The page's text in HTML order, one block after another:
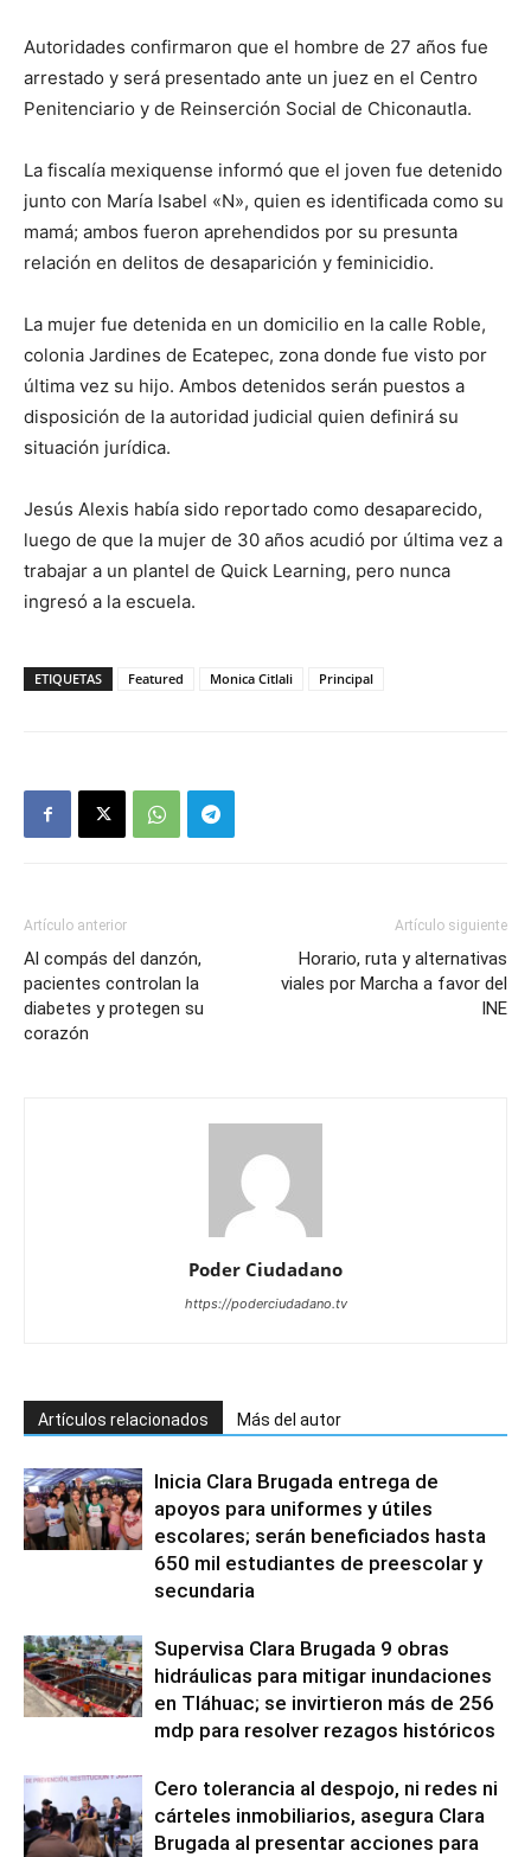
Autoridades confirmaron que el hombre de 27 años fue
arrestado y será presentado ante un juez en el Centro
Penitenciario y de Reinserción Social de Chiconautla.
La fiscalía mexiquense informó que el joven fue detenido
junto con María Isabel «N», quien es identificada como su
mamá; ambos fueron aprehendidos por su presunta
relación en delitos de desaparición y feminicidio.
La mujer fue detenida en un domicilio en la calle Roble,
colonia Jardines de Ecatepec, zona donde fue visto por
última vez su hijo. Ambos detenidos serán puestos a
disposición de la autoridad judicial quien definirá su
situación jurídica.
Jesús Alexis había sido reportado como desaparecido,
luego de que la mujer de 30 años acudió por última vez a
trabajar a un plantel de Quick Learning, pero nunca
ingresó a la escuela.
ETIQUETAS Featured Monica Citlali Principal
Artículo anterior
Al compás del danzón,
pacientes controlan la
diabetes y protegen su
corazón
Artículo siguiente
Horario, ruta y alternativas
viales por Marcha a favor del
INE
Poder Ciudadano
https://poderciudadano.tv
Artículos relacionados Más del autor
Inicia Clara Brugada entrega de
apoyos para uniformes y útiles
escolares; serán beneficiados hasta
650 mil estudiantes de preescolar y
secundaria
Supervisa Clara Brugada 9 obras
hidráulicas para mitigar inundaciones
en Tláhuac; se invirtieron más de 256
mdp para resolver rezagos históricos
Cero tolerancia al despojo, ni redes ni
cárteles inmobiliarios, asegura Clara
Brugada al presentar acciones para